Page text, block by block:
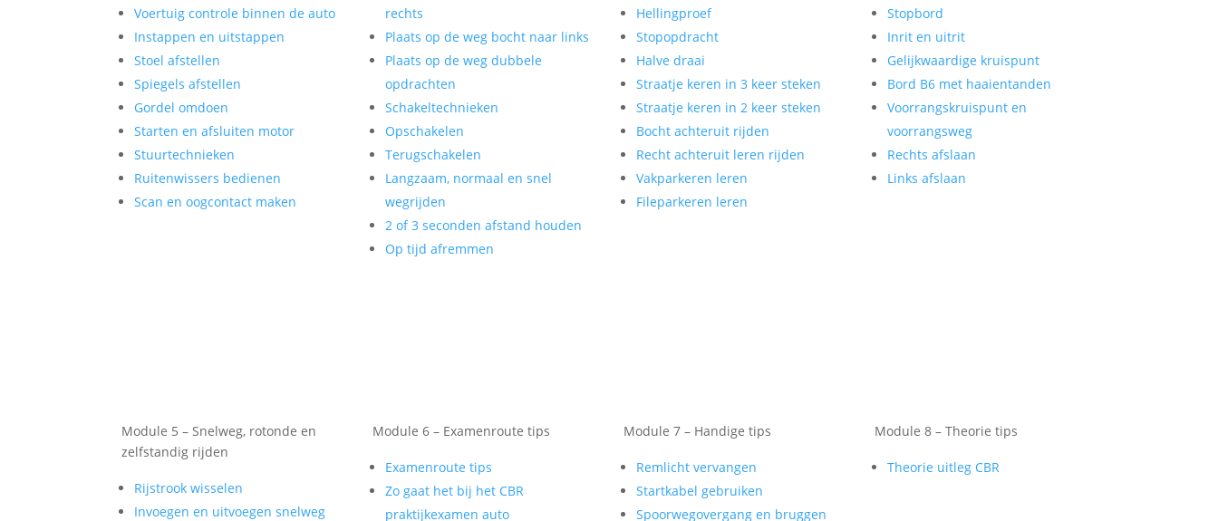
Voertuig controle binnen de auto
Instappen en uitstappen
Stoel afstellen
Spiegels afstellen
Gordel omdoen
Starten en afsluiten motor
Stuurtechnieken
Ruitenwissers bedienen
Scan en oogcontact maken
rechts
Plaats op de weg bocht naar links
Plaats op de weg dubbele
opdrachten
Schakeltechnieken
Opschakelen
Terugschakelen
Langzaam, normaal en snel
wegrijden
2 of 3 seconden afstand houden
Op tijd afremmen
Hellingproef
Stopopdracht
Halve draai
Straatje keren in 3 keer steken
Straatje keren in 2 keer steken
Bocht achteruit rijden
Recht achteruit leren rijden
Vakparkeren leren
Fileparkeren leren
Stopbord
Inrit en uitrit
Gelijkwaardige kruispunt
Bord B6 met haaientanden
Voorrangskruispunt en
voorrangsweg
Rechts afslaan
Links afslaan
Module 5 – Snelweg, rotonde en
zelfstandig rijden
Rijstrook wisselen
Invoegen en uitvoegen snelweg
Module 6 – Examenroute tips
Examenroute tips
Zo gaat het bij het CBR
praktijkexamen auto
Module 7 – Handige tips
Remlicht vervangen
Startkabel gebruiken
Spoorwegovergang en bruggen
Module 8 – Theorie tips
Theorie uitleg CBR